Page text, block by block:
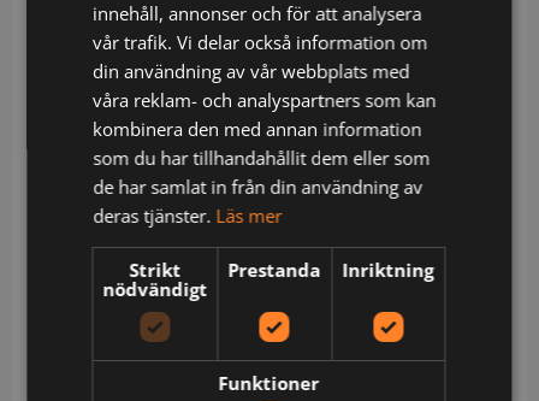
Återvunnen polyester och ekologisk bomull /
Miljödeklarerad (EPD) / Dragkedja ända upp i
kragen under frontslå med tryckknappar /
Bröstficka med dragkedja och invändig id-
kortshållare / Bröstficka med vertikal dragkedja / 2
framfickor med dragkedja / Reglerbart ärmslut med
tryckknapp / Reglerbar midja med knappar /
Förlängd rygg / Godkänd enligt EN ISO 20471 klass
2 för S och klass 3 för M-5XL samt EN 13758-2 UPF
40+ UV-skydd / Certifierad efter 50 tvättar / Testad
för industritvätt enligt ISO 15797 / EPD reg.nr 3878
på environdec.com / OEKO-TEX®-certifierad.
innehåll, annonser och för att analysera
vår trafik. Vi delar också information om
din användning av vår webbplats med
våra reklam- och analyspartners som kan
kombinera den med annan information
som du har tillhandahållit dem eller som
de har samlat in från din användning av
deras tjänster. Läs mer
Strikt
nödvändigt
Prestanda Inriktning
Funktioner